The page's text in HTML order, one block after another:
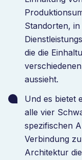
Standorten,
die die
aussieht.
Und es bietet
alle vier
spezifischen
Verbindung
Architektur